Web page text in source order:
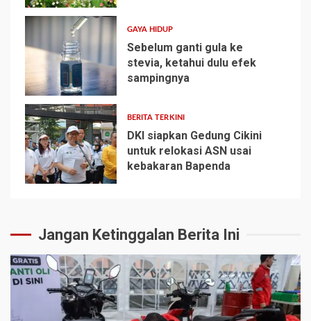
4
GAYA HIDUP
Sebelum ganti gula ke
stevia, ketahui dulu efek
sampingnya
5
BERITA TERKINI
DKI siapkan Gedung Cikini
untuk relokasi ASN usai
kebakaran Bapenda
Jangan Ketinggalan Berita Ini